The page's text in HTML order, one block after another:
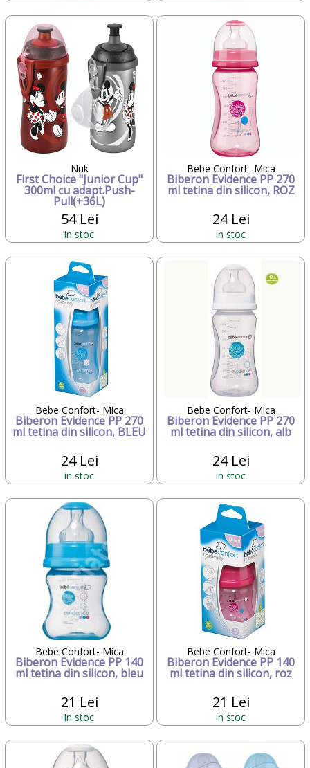
Nuk
First Choice "Junior Cup"
300ml cu adapt.Push-
Pull(+36L)
54 Lei
in stoc
Bebe Confort- Mica
Biberon Evidence PP 270
ml tetina din silicon, ROZ
24 Lei
in stoc
Bebe Confort- Mica
Biberon Evidence PP 270
ml tetina din silicon, BLEU
24 Lei
in stoc
Bebe Confort- Mica
Biberon Evidence PP 270
ml tetina din silicon, alb
24 Lei
in stoc
Bebe Confort- Mica
Biberon Evidence PP 140
ml tetina din silicon, bleu
21 Lei
in stoc
Bebe Confort- Mica
Biberon Evidence PP 140
ml tetina din silicon, roz
21 Lei
in stoc